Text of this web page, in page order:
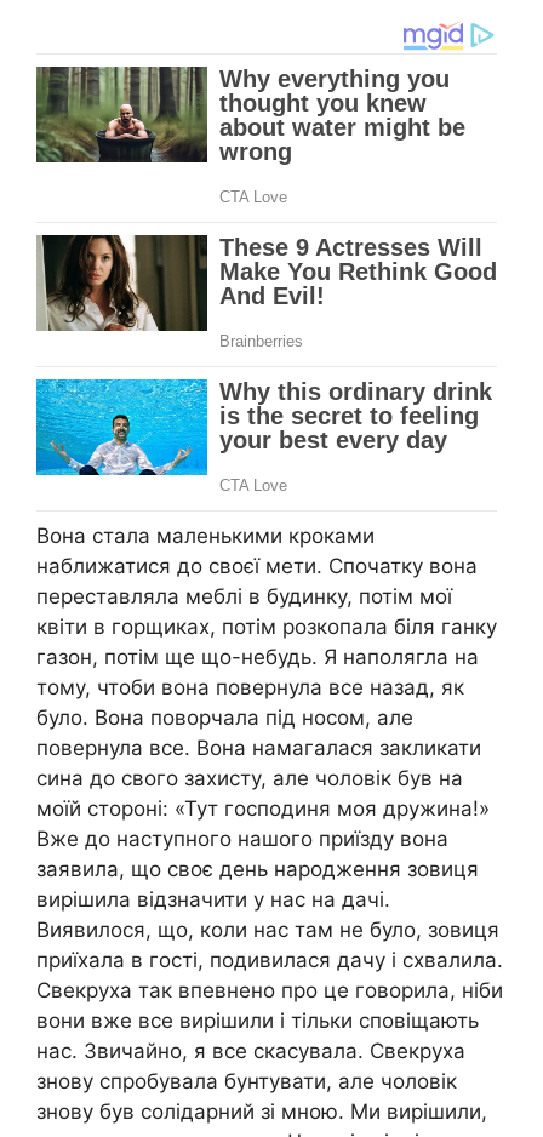
Вона стала маленькими кроками
наближатися до своєї мети. Спочатку вона
переставляла меблі в будинку, потім мої
квіти в горщиках, потім розкопала біля ганку
газон, потім ще що-небудь. Я наполягла на
тому, чтоби вона повернула все назад, як
було. Вона поворчала під носом, але
повернула все. Вона намагалася закликати
сина до свого захисту, але чоловік був на
моїй стороні: «Тут господиня моя дружина!»
Вже до наступного нашого приїзду вона
заявила, що своє день народження зовиця
вирішила відзначити у нас на дачі.
Виявилося, що, коли нас там не було, зовиця
приїхала в гості, подивилася дачу і схвалила.
Свекруха так впевнено про це говорила, ніби
вони вже все вирішили і тільки сповіщають
нас. Звичайно, я все скасувала. Свекруха
знову спробувала бунтувати, але чоловік
знову був солідарний зі мною. Ми вирішили,